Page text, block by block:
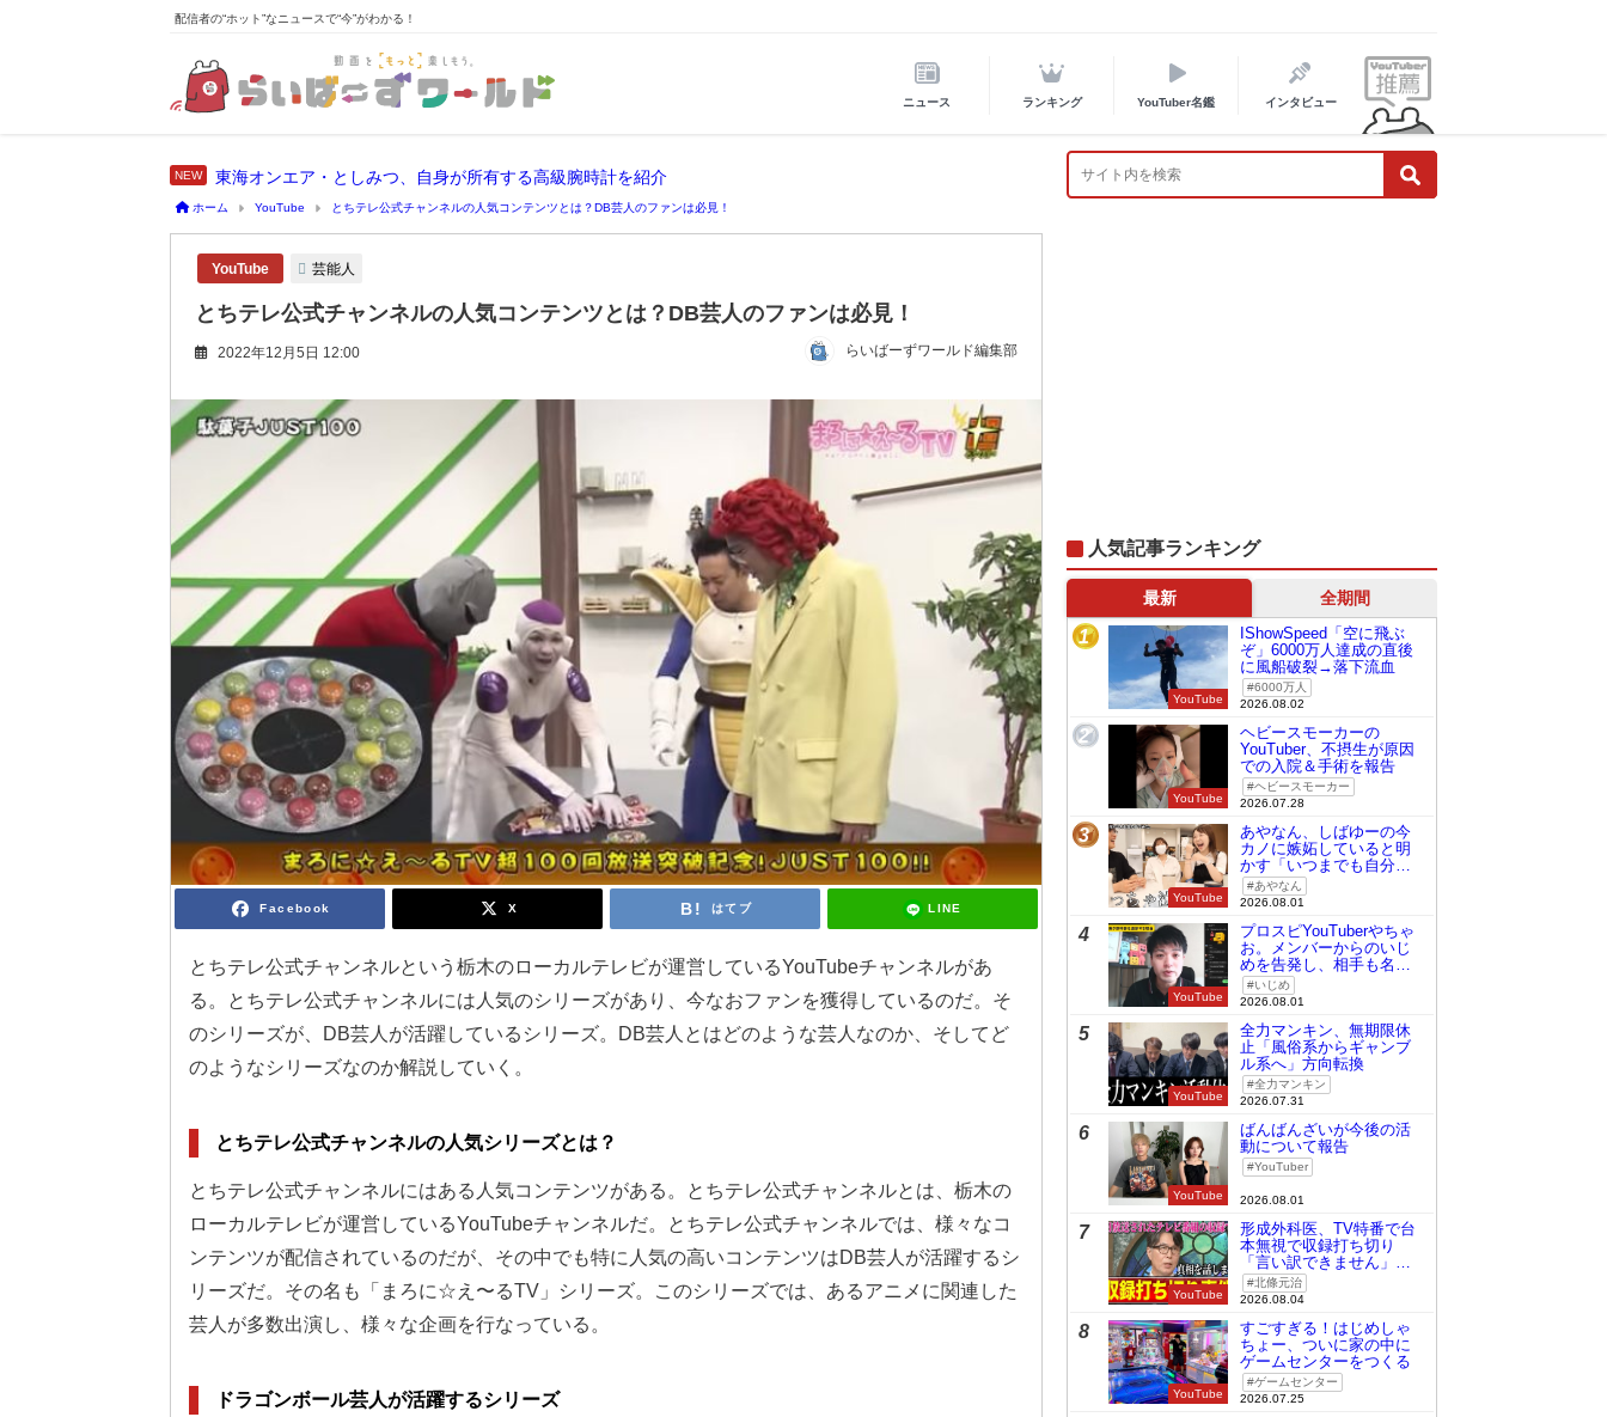
配信者の“ホット”なニュースで“今”がわかる！
ニュース ランキング YouTuber名鑑 インタビュー
東海オンエア・としみつ、自身が所有する高級腕時計を紹介
ホーム YouTube とちテレ公式チャンネルの人気コンテンツとは？DB芸人のファンは必見！
YouTube 芸能人
とちテレ公式チャンネルの人気コンテンツとは？DB芸人のファンは必見！
2022年12月5日 12:00 らいばーずワールド編集部
Facebook X はてブ LINE
とちテレ公式チャンネルという栃木のローカルテレビが運営しているYouTubeチャンネルがあ
る。とちテレ公式チャンネルには人気のシリーズがあり、今なおファンを獲得しているのだ。そ
のシリーズが、DB芸人が活躍しているシリーズ。DB芸人とはどのような芸人なのか、そしてど
のようなシリーズなのか解説していく。
とちテレ公式チャンネルの人気シリーズとは？
とちテレ公式チャンネルにはある人気コンテンツがある。とちテレ公式チャンネルとは、栃木の
ローカルテレビが運営しているYouTubeチャンネルだ。とちテレ公式チャンネルでは、様々なコ
ンテンツが配信されているのだが、その中でも特に人気の高いコンテンツはDB芸人が活躍するシ
リーズだ。その名も「まろに☆え〜るTV」シリーズ。このシリーズでは、あるアニメに関連した
芸人が多数出演し、様々な企画を行なっている。
ドラゴンボール芸人が活躍するシリーズ
人気記事ランキング
最新 全期間
1
YouTube
IShowSpeed「空に飛ぶ
ぞ」6000万人達成の直後
に風船破裂→落下流血
6000万人
2026.08.02
2
YouTube
ヘビースモーカーの
YouTuber、不摂生が原因
での入院＆手術を報告
ヘビースモーカー
2026.07.28
3
YouTube
あやなん、しばゆーの今
カノに嫉妬していると明
かす「いつまでも自分の
ものみたいに…」
あやなん
2026.08.01
4
YouTube
プロスピYouTuberやちゃ
お。メンバーからのいじ
めを告発し、相手も名指
しで批判
いじめ
2026.08.01
5
YouTube
全力マンキン、無期限休
止「風俗系からギャンブ
ル系へ」方向転換
全力マンキン
2026.07.31
6
YouTube
ばんばんざいが今後の活
動について報告
YouTuber
2026.08.01
7
YouTube
形成外科医、TV特番で台
本無視で収録打ち切り
「言い訳できません」と
謝罪北條元治
2026.08.04
8
YouTube
すごすぎる！はじめしゃ
ちょー、ついに家の中に
ゲームセンターをつくる
ゲームセンター
2026.07.25